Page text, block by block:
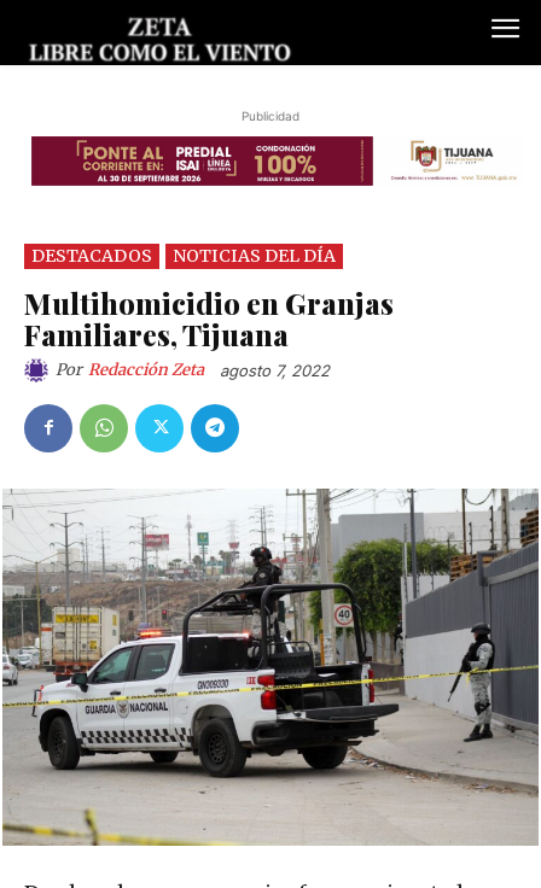
Publicidad
DESTACADOS NOTICIAS DEL DÍA
Multihomicidio en Granjas
Familiares, Tijuana
Por Redacción Zeta agosto 7, 2022